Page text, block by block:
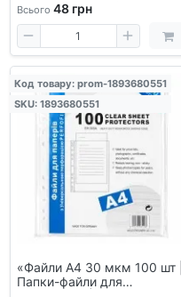
Всього 48грн
«Файли А4 30 мкм 100 шт |
Папки-файли для
Код товару: prom-1893680551
SKU: 1893680551